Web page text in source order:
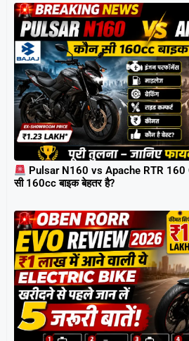
Pulsar N160 vs Apache RTR
सी 160cc बाइक बेहतर है?